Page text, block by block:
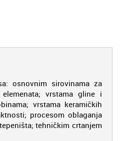
osnovnim sirovinama za
vrstama gline i
vrstama keramičkih
procesom oblaganja
tehničkim crtanjem